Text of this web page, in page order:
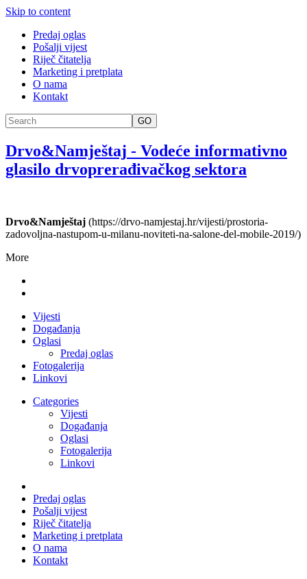
Skip to content
Predaj oglas
Pošalji vijest
Riječ čitatelja
Marketing i pretplata
O nama
Kontakt
GO
Drvo&Namještaj - Vodeće informativno
glasilo drvoprerađivačkog sektora
Drvo&Namještaj (https://drvo-namjestaj.hr/vijesti/prostoria-
zadovoljna-nastupom-u-milanu-noviteti-na-salone-del-mobile-2019/)
More
Vijesti
Događanja
Oglasi
Predaj oglas
Fotogalerija
Linkovi
Categories
Vijesti
Događanja
Oglasi
Fotogalerija
Linkovi
Predaj oglas
Pošalji vijest
Riječ čitatelja
Marketing i pretplata
O nama
Kontakt